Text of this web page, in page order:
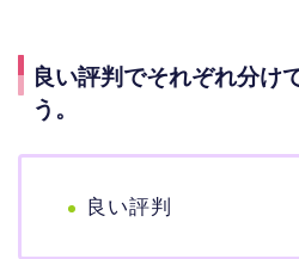
良い評判でそれぞれ分け
う。
良い評判